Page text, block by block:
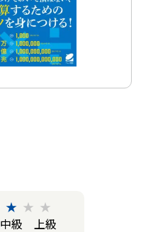
★ ★ ★
中級 上級